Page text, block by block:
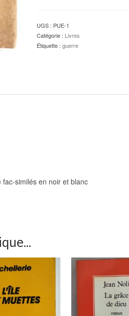
UGS : PUE-1
Catégorie : Livres
Étiquette : guerre
similés en noir et blanc